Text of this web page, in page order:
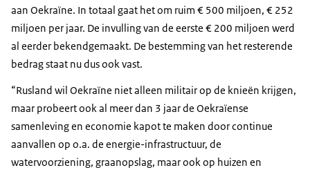
aan Oekraïne. In totaal gaat het om ruim € 500 miljoen, € 252
miljoen per jaar. De invulling van de eerste € 200 miljoen werd
al eerder bekendgemaakt. De bestemming van het resterende
bedrag staat nu dus ook vast.
“Rusland wil Oekraïne niet alleen militair op de knieën krijgen,
maar probeert ook al meer dan 3 jaar de Oekraïense
samenleving en economie kapot te maken door continue
aanvallen op o.a. de energie-infrastructuur, de
watervoorziening, graanopslag, maar ook op huizen en